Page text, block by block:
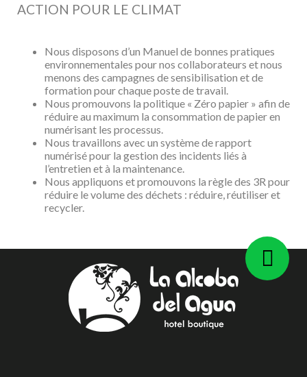
ACTION POUR LE CLIMAT
Nous disposons d’un Manuel de bonnes pratiques
environnementales pour nos collaborateurs et nous
menons des campagnes de sensibilisation et de
formation pour chaque poste de travail.
Nous promouvons la politique « Zéro papier » afin de
réduire au maximum la consommation de papier en
numérisant les processus.
Nous travaillons avec un système de rapport
numérisé pour la gestion des incidents liés à
l’entretien et à la maintenance.
Nous appliquons et promouvons la règle des 3R pour
réduire le volume des déchets : réduire, réutiliser et
recycler.